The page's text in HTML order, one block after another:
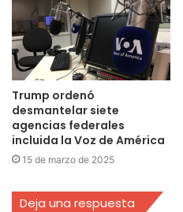
Trump ordenó
desmantelar siete
agencias federales
incluida la Voz de América
15 de marzo de 2025
Deja una respuesta